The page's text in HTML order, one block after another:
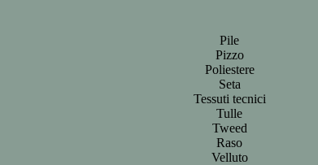
Pile
Pizzo
Poliestere
Seta
Tessuti tecnici
Tulle
Tweed
Raso
Velluto